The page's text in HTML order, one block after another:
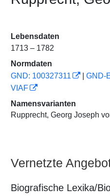
Lebensdaten
1713 – 1782
Normdaten
GND: 100327311
GND-
VIAF
Namensvarianten
Rupprecht, Georg Joseph
Vernetzte
Biografische Lexika/